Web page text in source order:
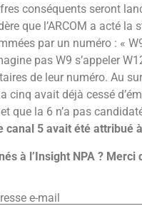
conséquents seront
que l’ARCOM a acté
par un numéro : «
pas W9 s’appeler
de leur numéro. Au
cinq avait déjà cessé
que la 6 n’a pas
canal 5 avait été attribué
à l’Insight NPA ?
e-mail